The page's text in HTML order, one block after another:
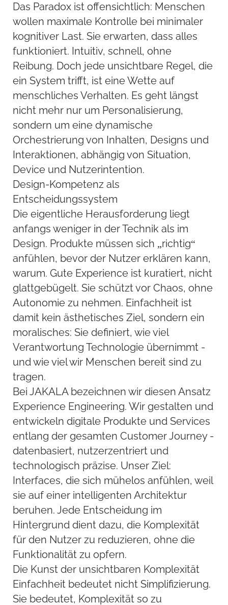
Das Paradox ist offensichtlich: Menschen
wollen maximale Kontrolle bei minimaler
kognitiver Last. Sie erwarten, dass alles
funktioniert. Intuitiv, schnell, ohne
Reibung. Doch jede unsichtbare Regel, die
ein System trifft, ist eine Wette auf
menschliches Verhalten. Es geht längst
nicht mehr nur um Personalisierung,
sondern um eine dynamische
Orchestrierung von Inhalten, Designs und
Interaktionen, abhängig von Situation,
Device und Nutzerintention.
Design-Kompetenz als
Entscheidungssystem
Die eigentliche Herausforderung liegt
anfangs weniger in der Technik als im
Design. Produkte müssen sich „richtig“
anfühlen, bevor der Nutzer erklären kann,
warum. Gute Experience ist kuratiert, nicht
glattgebügelt. Sie schützt vor Chaos, ohne
Autonomie zu nehmen. Einfachheit ist
damit kein ästhetisches Ziel, sondern ein
moralisches: Sie definiert, wie viel
Verantwortung Technologie übernimmt -
und wie viel wir Menschen bereit sind zu
tragen.
Bei JAKALA bezeichnen wir diesen Ansatz
Experience Engineering. Wir gestalten und
entwickeln digitale Produkte und Services
entlang der gesamten Customer Journey -
datenbasiert, nutzerzentriert und
technologisch präzise. Unser Ziel:
Interfaces, die sich mühelos anfühlen, weil
sie auf einer intelligenten Architektur
beruhen. Jede Entscheidung im
Hintergrund dient dazu, die Komplexität
für den Nutzer zu reduzieren, ohne die
Funktionalität zu opfern.
Die Kunst der unsichtbaren Komplexität
Einfachheit bedeutet nicht Simplifizierung.
Sie bedeutet, Komplexität so zu